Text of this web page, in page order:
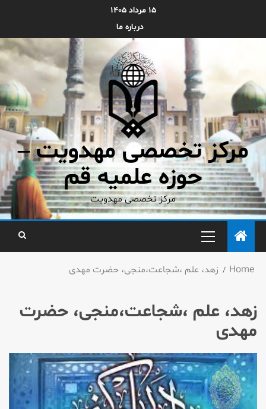
۱۵ مرداد ۱۴۰۵
درباره ما
مرکز تخصصی مهدویت –
حوزه علمیه قم
مرکز تخصصی مهدویت
Home زهد، علم ،شجاعت،منجی، حضرت مهدی
زهد، علم ،شجاعت،منجی، حضرت
مهدی